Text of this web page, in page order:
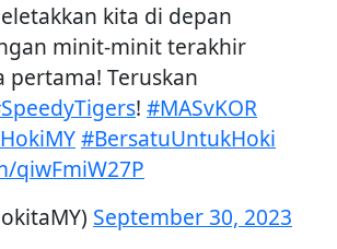
kita di depan
minit-minit terakhir
pertama! Teruskan
! #MASvKOR
#BersatuUntukHoki
qiwFmiW27P
September 30, 2023